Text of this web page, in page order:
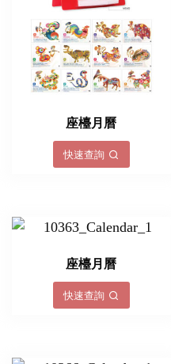
座檯月曆
快速查詢
座檯月曆
快速查詢